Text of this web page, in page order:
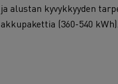
ja alustan kyvykkyyden
akkupakettia (360-540 kWh).